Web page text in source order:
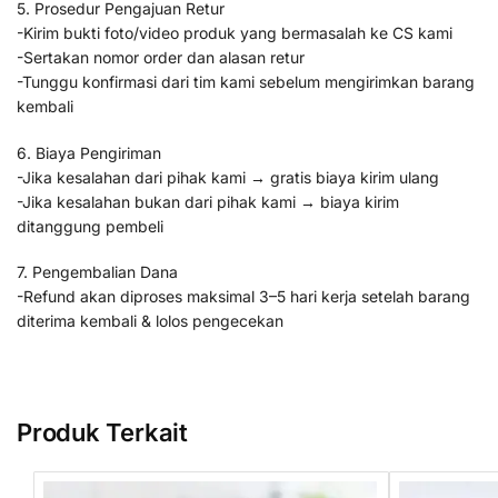
5. Prosedur Pengajuan Retur
-Kirim bukti foto/video produk yang bermasalah ke CS kami
-Sertakan nomor order dan alasan retur
-Tunggu konfirmasi dari tim kami sebelum mengirimkan barang
kembali
6. Biaya Pengiriman
-Jika kesalahan dari pihak kami → gratis biaya kirim ulang
-Jika kesalahan bukan dari pihak kami → biaya kirim
ditanggung pembeli
7. Pengembalian Dana
-Refund akan diproses maksimal 3–5 hari kerja setelah barang
diterima kembali & lolos pengecekan
Produk Terkait